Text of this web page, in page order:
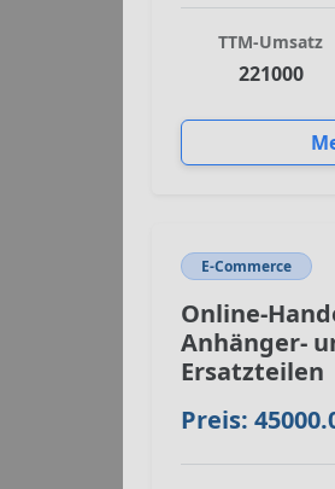
TTM-Umsatz
221000
E-Commerce
Online-
Anhänger-
Ersatzteilen
Preis: